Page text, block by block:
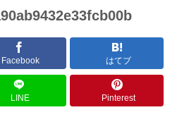
Facebook はてブ
LINE Pinterest